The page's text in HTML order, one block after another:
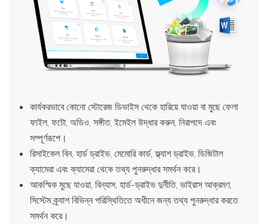
কার্যকরভাবে কোনো স্টোরেজ ডিভাইস থেকে হারিয়ে যাওয়া বা মুছে ফেলা
ফাইল, ফটো, অডিও, সঙ্গীত, ইমেইল উদ্ধার করুন, নিরাপদে এবং
সম্পূর্ণরূপে।
রিসাইকেল বিন, হার্ড ড্রাইভ, মেমোরি কার্ড, ফ্ল্যাশ ড্রাইভ, ডিজিটাল
ক্যামেরা এবং ক্যামেরা থেকে তথ্য পুনরুদ্ধার সমর্থন করে।
আকস্মিক মুছে যাওয়া, বিন্যাস, হার্ড-ড্রাইভ দুর্নীতি, ভাইরাস আক্রমণ,
সিস্টেম ক্র্যাশ বিভিন্ন পরিস্থিতিতে অধীনে জন্য তথ্য পুনরুদ্ধার করতে
সমর্থন করে।